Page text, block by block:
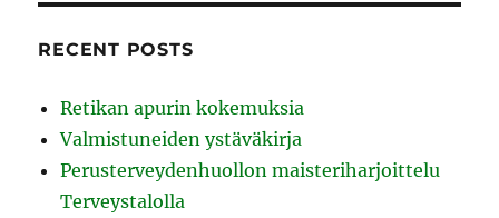
RECENT POSTS
Retikan apurin kokemuksia
Valmistuneiden ystäväkirja
Perusterveydenhuollon maisteriharjoittelu
Terveystalolla